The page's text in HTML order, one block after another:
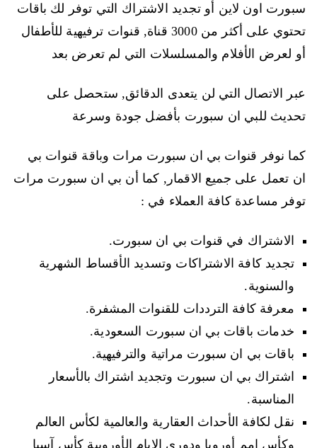
سبورت اون لاين أو تجديد الاشتراك التي توفر لك باقات
تحتوي على أكثر من 3000 قناة, قنوات ترفيهية للأطفال
أو لعرض الأفلام والمسلسلات التي لم تعرض بعد
عبر الاتصال التي لن يتعدى الدقائق, ستحصل على
تحديث للبي ان سبورت بأفضل جودة وسرعة
كما نوفر قنوات بي ان سبورت مرات وباقة قنوات بي
ان تعمل على جميع الاقمار, كما أن بي ان سبورت مرات
توفر مساعدة كافة العملاء في :
الاشتراك في قنوات بي ان سبورت.
تجديد كافة الاشتراكات وتسديد الأقساط الشهرية
والسنوية.
معرفة كافة الترددات للقنوات المشفرة.
خدمات باقات بي ان سبورت السعودية.
باقات بي ان سبورت مراتية والترفيهية.
اشتراك بي ان سبورت وتجديد اشتراك بالأسعار
المناسبة.
نقل لكافة الأحداث العقارية والعالمية لكأس العالم
وكأس امم أوروبا ودوري الايام الأوروبية كأس آسيا